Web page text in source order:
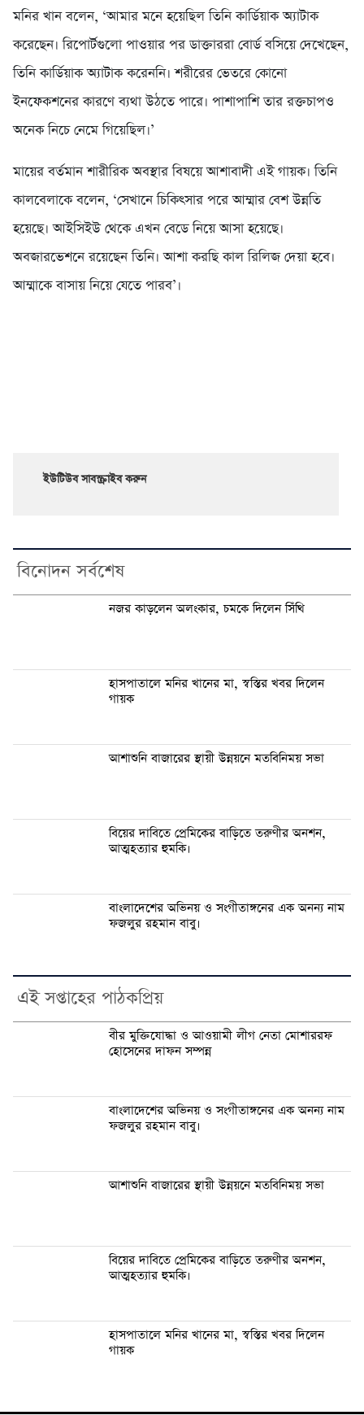
মনির খান বলেন, ‘আমার মনে হয়েছিল তিনি কার্ডিয়াক অ্যাটাক
করেছেন। রিপোর্টগুলো পাওয়ার পর ডাক্তাররা বোর্ড বসিয়ে দেখেছেন,
তিনি কার্ডিয়াক অ্যাটাক করেননি। শরীরের ভেতরে কোনো
ইনফেকশনের কারণে ব্যথা উঠতে পারে। পাশাপাশি তার রক্তচাপও
অনেক নিচে নেমে গিয়েছিল।’
মায়ের বর্তমান শারীরিক অবস্থার বিষয়ে আশাবাদী এই গায়ক। তিনি
কালবেলাকে বলেন, ‘সেখানে চিকিৎসার পরে আম্মার বেশ উন্নতি
হয়েছে। আইসিইউ থেকে এখন বেডে নিয়ে আসা হয়েছে।
অবজারভেশনে রয়েছেন তিনি। আশা করছি কাল রিলিজ দেয়া হবে।
আম্মাকে বাসায় নিয়ে যেতে পারব’।
ইউটিউব সাবস্ক্রাইব করুন
বিনোদন সর্বশেষ
নজর কাড়লেন অলংকার, চমকে দিলেন সিঁথি
হাসপাতালে মনির খানের মা, স্বস্তির খবর দিলেন
গায়ক
আশাশুনি বাজারের স্থায়ী উন্নয়নে মতবিনিময় সভা
বিয়ের দাবিতে প্রেমিকের বাড়িতে তরুণীর অনশন,
আত্মহত্যার হুমকি।
বাংলাদেশের অভিনয় ও সংগীতাঙ্গনের এক অনন্য নাম
ফজলুর রহমান বাবু।
এই সপ্তাহের পাঠকপ্রিয়
বীর মুক্তিযোদ্ধা ও আওয়ামী লীগ নেতা মোশাররফ
হোসেনের দাফন সম্পন্ন
বাংলাদেশের অভিনয় ও সংগীতাঙ্গনের এক অনন্য নাম
ফজলুর রহমান বাবু।
আশাশুনি বাজারের স্থায়ী উন্নয়নে মতবিনিময় সভা
বিয়ের দাবিতে প্রেমিকের বাড়িতে তরুণীর অনশন,
আত্মহত্যার হুমকি।
হাসপাতালে মনির খানের মা, স্বস্তির খবর দিলেন
গায়ক